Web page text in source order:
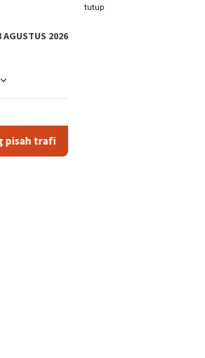
tutup
AGUSTUS 2026
clash for magisk, 2023